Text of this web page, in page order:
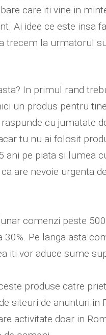
care iti vine in
Ai idee ce este insa
trecem la urmatorul
In primul rand
un produs pentru
cu jumatate de
tu nu ai folosit
ani pe piata si lumea
are nevoie urgenta
comenzi peste
30%. Pe langa asta
iti vor aduce sume
produse catre
siteuri de anunturi in
activitate doar in